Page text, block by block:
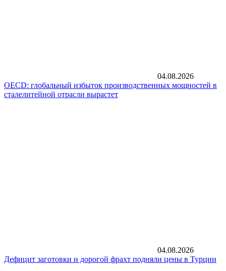
04.08.2026
OECD: глобальный избыток производственных мощностей в
сталелитейной отрасли вырастет
04.08.2026
Дефицит заготовки и дорогой фрахт подняли цены в Турции